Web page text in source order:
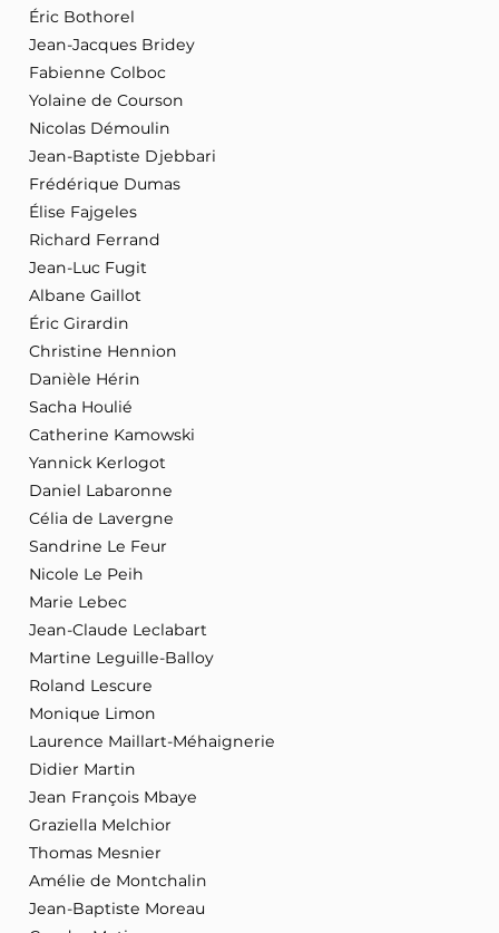
Éric Bothorel
Jean-Jacques Bridey
Fabienne Colboc
Yolaine de Courson
Nicolas Démoulin
Jean-Baptiste Djebbari
Frédérique Dumas
Élise Fajgeles
Richard Ferrand
Jean-Luc Fugit
Albane Gaillot
Éric Girardin
Christine Hennion
Danièle Hérin
Sacha Houlié
Catherine Kamowski
Yannick Kerlogot
Daniel Labaronne
Célia de Lavergne
Sandrine Le Feur
Nicole Le Peih
Marie Lebec
Jean-Claude Leclabart
Martine Leguille-Balloy
Roland Lescure
Monique Limon
Laurence Maillart-Méhaignerie
Didier Martin
Jean François Mbaye
Graziella Melchior
Thomas Mesnier
Amélie de Montchalin
Jean-Baptiste Moreau